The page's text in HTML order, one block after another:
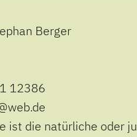
Berger
12386
ist die natürliche oder